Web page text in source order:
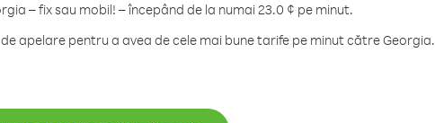
– fix sau mobil! – începând de la numai 23.0 ¢ pe minut.
apelare pentru a avea de cele mai bune tarife pe minut către Georgia.